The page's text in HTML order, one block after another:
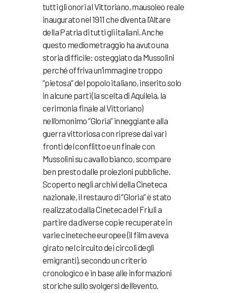
tutti gli onori al Vittoriano, mausoleo reale
inaugurato nel 1911 che diventa l’Altare
della Patria di tutti gli italiani. Anche
questo mediometraggio ha avuto una
storia difficile: osteggiato da Mussolini
perché offriva un’immagine troppo
“pietosa” del popolo italiano, inserito solo
in alcune parti (la scelta di Aquileia, la
cerimonia finale al Vittoriano)
nell’omonimo “Gloria” inneggiante alla
guerra vittoriosa con riprese dai vari
fronti del conflitto e un finale con
Mussolini su cavallo bianco, scompare
ben presto dalle proiezioni pubbliche.
Scoperto negli archivi della Cineteca
nazionale, il restauro di “Gloria” è stato
realizzato dalla Cineteca del Friuli a
partire da diverse copie recuperate in
varie cineteche europee (il film aveva
girato nel circuito dei circoli degli
emigranti), secondo un criterio
cronologico e in base alle informazioni
storiche sullo svolgersi dell’evento.